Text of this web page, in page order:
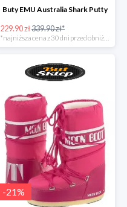
Buty EMU Australia Shark Putty
229.90 zł339.90 zł*
-21%